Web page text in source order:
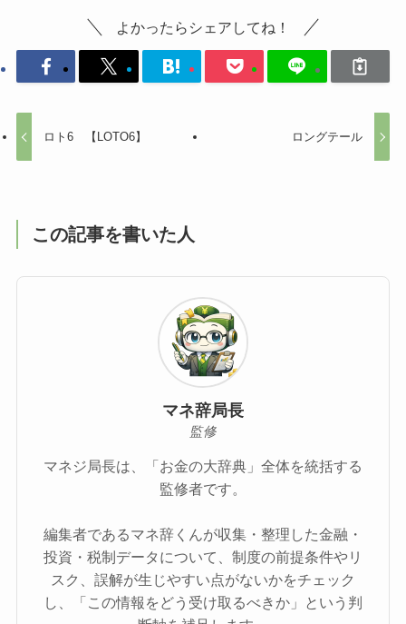
よかったらシェアしてね！
ロト6 【LOTO6】 ロングテール
この記事を書いた人
マネ辞局長
監修
マネジ局長は、「お金の大辞典」全体を統括する
監修者です。
編集者であるマネ辞くんが収集・整理した金融・
投資・税制データについて、制度の前提条件やリ
スク、誤解が生じやすい点がないかをチェック
し、「この情報をどう受け取るべきか」という判